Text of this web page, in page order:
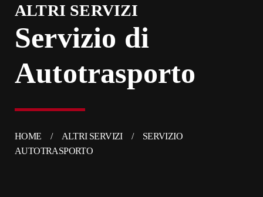
ALTRI SERVIZI
Servizio di
Autotrasporto
HOME ALTRI SERVIZI
SERVIZIO
AUTOTRASPORTO